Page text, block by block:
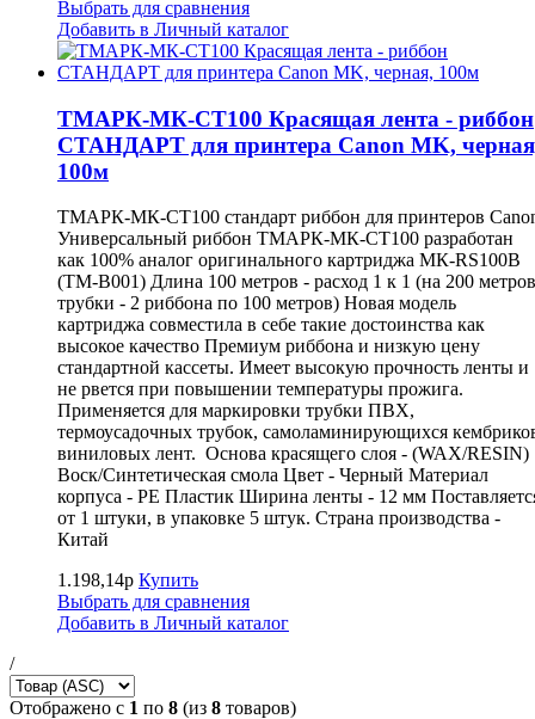
Выбрать для сравнения
Добавить в Личный каталог
ТМАРК-МК-СТ100 Красящая лента - риббон
СТАНДАРТ для принтера Canon MK,
100м
ТМАРК-МК-СТ100 стандарт риббон для принтеров
Универсальный риббон ТМАРК-МК-СТ100 разработан
как 100% аналог оригинального картриджа МК-RS100B
(TM-B001) Длина 100 метров - расход 1 к 1 (на 200 метров
трубки - 2 риббона по 100 метров) Новая модель
картриджа совместила в себе такие достоинства как
высокое качество Премиум риббона и низкую цену
стандартной кассеты. Имеет высокую прочность ленты и
не рвется при повышении температуры прожига.
Применяется для маркировки трубки ПВХ,
термоусадочных трубок, самоламинирующихся
виниловых лент. Основа красящего слоя - (WAX/RESIN)
Воск/Синтетическая смола Цвет - Черный Материал
корпуса - PE Пластик Ширина ленты - 12 мм
от 1 штуки, в упаковке 5 штук. Страна производства -
Китай
1.198,14р Купить
Выбрать для сравнения
Добавить в Личный каталог
/
Отображено с 1 по 8 (из 8 товаров)